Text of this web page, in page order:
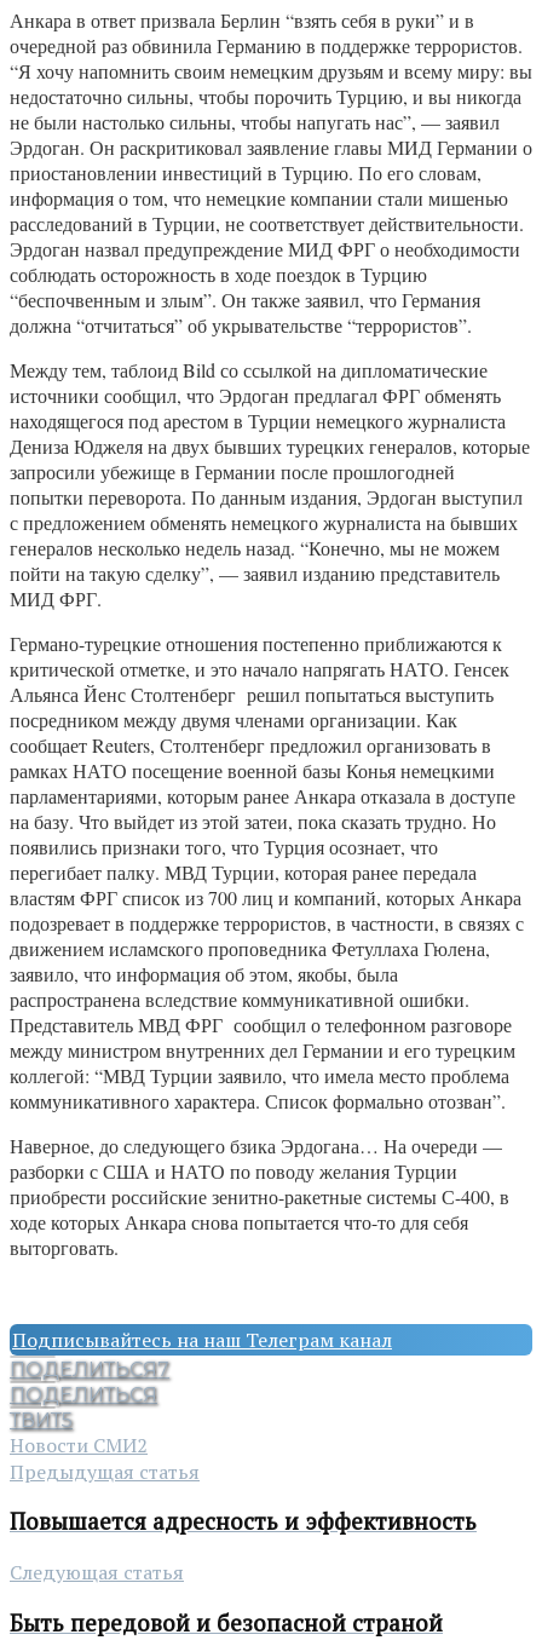
Анкара в ответ призвала Берлин “взять себя в руки” и в
очередной раз обвинила Германию в поддержке террористов.
“Я хочу напомнить своим немецким друзьям и всему миру: вы
недостаточно сильны, чтобы порочить Турцию, и вы никогда
не были настолько сильны, чтобы напугать нас”, — заявил
Эрдоган. Он раскритиковал заявление главы МИД Германии о
приостановлении инвестиций в Турцию. По его словам,
информация о том, что немецкие компании стали мишенью
расследований в Турции, не соответствует действительности.
Эрдоган назвал предупреждение МИД ФРГ о необходимости
соблюдать осторожность в ходе поездок в Турцию
“беспочвенным и злым”. Он также заявил, что Германия
должна “отчитаться” об укрывательстве “террористов”.
Между тем, таблоид Bild со ссылкой на дипломатические
источники сообщил, что Эрдоган предлагал ФРГ обменять
находящегося под арестом в Турции немецкого журналиста
Дениза Юджеля на двух бывших турецких генералов, которые
запросили убежище в Германии после прошлогодней
попытки переворота. По данным издания, Эрдоган выступил
с предложением обменять немецкого журналиста на бывших
генералов несколько недель назад. “Конечно, мы не можем
пойти на такую сделку”, — заявил изданию представитель
МИД ФРГ.
Германо-турецкие отношения постепенно приближаются к
критической отметке, и это начало напрягать НАТО. Генсек
Альянса Йенс Столтенберг решил попытаться выступить
посредником между двумя членами организации. Как
сообщает Reuters, Столтенберг предложил организовать в
рамках НАТО посещение военной базы Конья немецкими
парламентариями, которым ранее Анкара отказала в доступе
на базу. Что выйдет из этой затеи, пока сказать трудно. Но
появились признаки того, что Турция осознает, что
перегибает палку. МВД Турции, которая ранее передала
властям ФРГ список из 700 лиц и компаний, которых Анкара
подозревает в поддержке террористов, в частности, в связях с
движением исламского проповедника Фетуллаха Гюлена,
заявило, что информация об этом, якобы, была
распространена вследствие коммуникативной ошибки.
Представитель МВД ФРГ сообщил о телефонном разговоре
между министром внутренних дел Германии и его турецким
коллегой: “МВД Турции заявило, что имела место проблема
коммуникативного характера. Список формально отозван”.
Наверное, до следующего бзика Эрдогана… На очереди —
разборки с США и НАТО по поводу желания Турции
приобрести российские зенитно-ракетные системы С-400, в
ходе которых Анкара снова попытается что-то для себя
выторговать.
Подписывайтесь на наш Телеграм канал
ПОДЕЛИТЬСЯ7
ПОДЕЛИТЬСЯ
ТВИТ5
Новости СМИ2
Предыдущая статья
Повышается адресность и эффективность
Следующая статья
Быть передовой и безопасной страной